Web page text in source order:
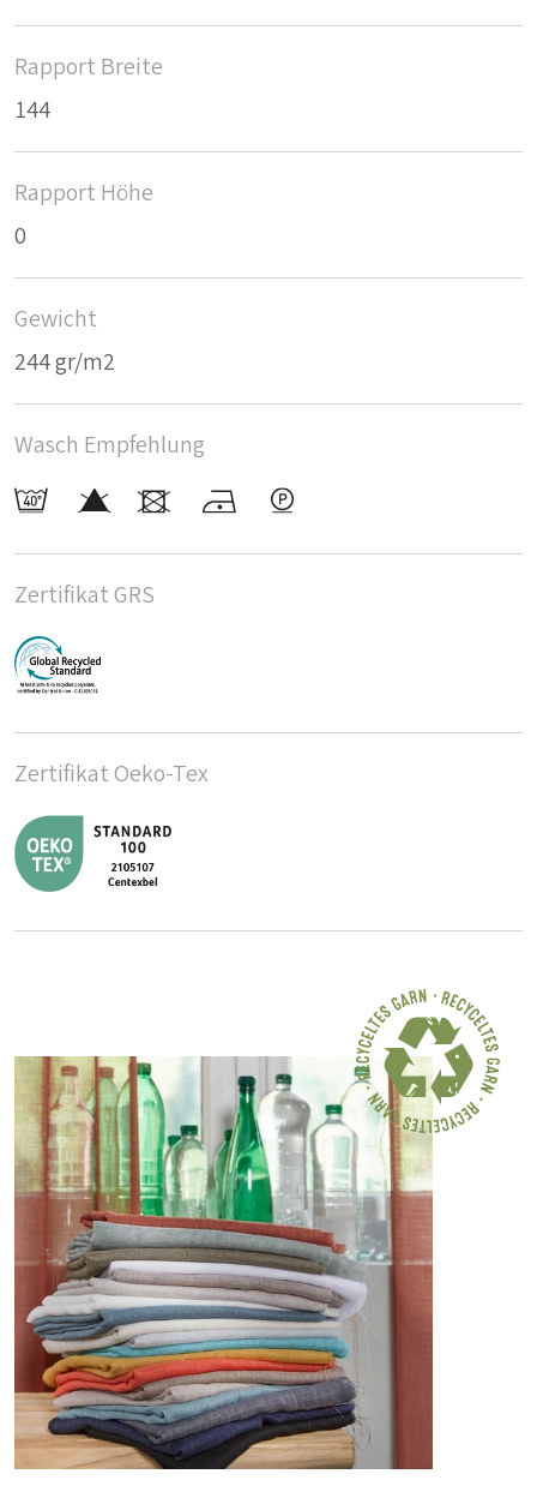
Rapport Breite
144
Rapport Höhe
0
Gewicht
244 gr/m2
Wasch Empfehlung
Zertifikat GRS
Zertifikat Oeko-Tex